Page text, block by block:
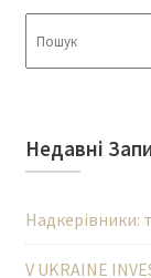
Недавні
Надкерівники:
V UKRAINE